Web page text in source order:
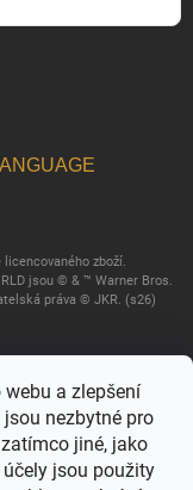
a zlepšení
nezbytné pro
jiné, jako
jsou použity
zboží.
jsou © & ™ Warner Bros.
práva © JKR. (s26)